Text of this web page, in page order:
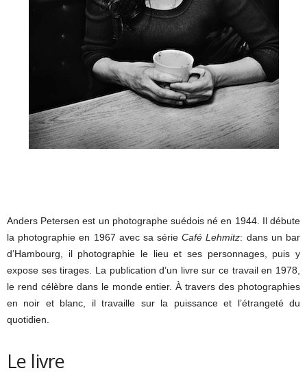
Anders Petersen est un photographe suédois né en 1944. Il débute
la photographie en 1967 avec sa sérieCafé Lehmitz: dans un bar
d’Hambourg, il photographie le lieu et ses personnages, puis y
expose ses tirages. La publication d’un livre sur ce travail en 1978,
le rend célèbre dans le monde entier. À travers des photographies
en noir et blanc, il travaille sur la puissance et l’étrangeté du
quotidien.
Le livre